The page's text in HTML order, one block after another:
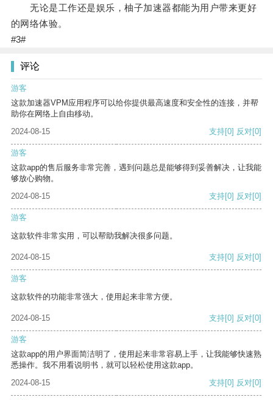
无论是工作还是娱乐，柚子加速器都能为用户带来更好
的网络体验。
#3#
评论
游客
这款加速器VPM应用程序可以给你提供最高速度和安全性的连接，并帮
助你在网络上自由移动。
2024-08-15
支持[0] 反对[0]
游客
这款app的售后服务非常完善，遇到问题总是能够得到妥善解决，让我能
够放心购物。
2024-08-15
支持[0] 反对[0]
游客
这款软件非常实用，可以帮助我解决很多问题。
2024-08-15 支持[0] 反对[0]
游客
这款软件的功能非常强大，使用起来非常方便。
2024-08-15 支持[0] 反对[0]
游客
这款app的用户界面简洁明了，使用起来非常容易上手，让我能够快速熟
悉操作。我不用看说明书，就可以轻松使用这款app。
2024-08-15
支持[0] 反对[0]